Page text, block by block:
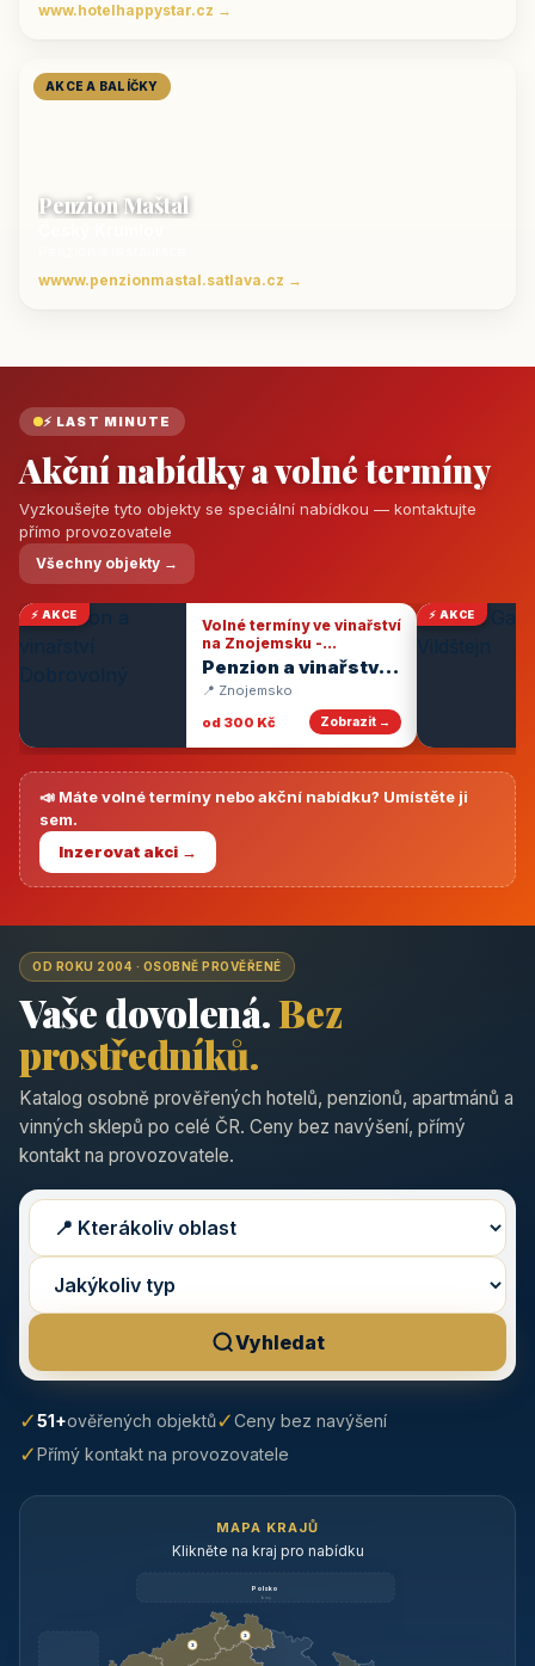
www.hotelhappystar.cz →
AKCE A BALÍČKY
Penzion Maštal
wwww.penzionmastal.satlava.cz →
⚡ LAST MINUTE
Akční nabídky a volné termíny
Vyzkoušejte tyto objekty se speciální nabídkou — kontaktujte
přímo provozovatele
Všechny objekty →
⚡ AKCE
Volné termíny ve vinařství
na Znojemsku -
degustace vín
Penzion a vinařství
Dobrovolný
📍 Znojemsko
od 300 Kč
Zobrazit →
⚡ AKCE
📣 Máte volné termíny nebo akční nabídku? Umístěte ji
sem.
Inzerovat akci →
OD ROKU 2004 · OSOBNĚ PROVĚŘENÉ
Vaše dovolená.Bez
prostředníků.
Katalog osobně prověřených hotelů, penzionů, apartmánů a
vinných sklepů po celé ČR. Ceny bez navýšení, přímý
kontakt na provozovatele.
Vyhledat
✓51+ověřených objektů✓Ceny bez navýšení
✓Přímý kontakt na provozovatele
MAPA KRAJŮ
Klikněte na kraj pro nabídku
Polsko
brzy
3
3